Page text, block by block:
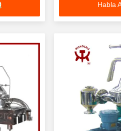
Habla